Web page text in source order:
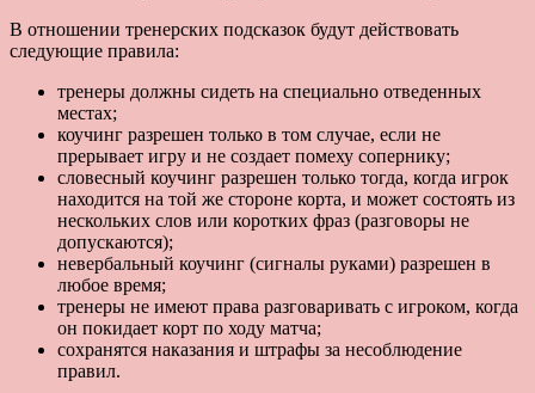
В отношении тренерских подсказок будут действовать
следующие правила:
тренеры должны сидеть на специально отведенных
местах;
коучинг разрешен только в том случае, если не
прерывает игру и не создает помеху сопернику;
словесный коучинг разрешен только тогда, когда игрок
находится на той же стороне корта, и может состоять из
нескольких слов или коротких фраз (разговоры не
допускаются);
невербальный коучинг (сигналы руками) разрешен в
любое время;
тренеры не имеют права разговаривать с игроком, когда
он покидает корт по ходу матча;
сохранятся наказания и штрафы за несоблюдение
правил.